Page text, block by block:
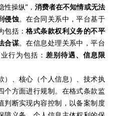
性操纵”，消费者在不知情或无法
侵蚀。在合同关系中，平台基于
包括：格式条款权利义务的不平
合谋。在信息处理关系中，平台
行为包括： 差别待遇、信息限
、核心（个人信息）、技术执
个方面进行规制。在格式条款监
判断实现内容控制，以备案制度